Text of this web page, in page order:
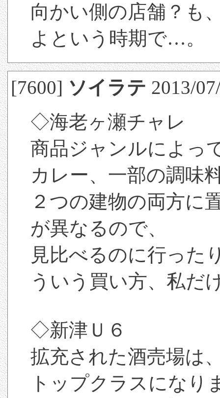
向かい側の店舗？も
よという時期で…。
[7600] ソイラテ 2013/
◇海老ヶ瀬チャレ
商品ジャンルによっ
カレー、一部の調味
２つの建物の両方に
が異なるので、
見比べるのに行った
ういう買い方、私だ
◇新津Ｕ６
拡充された酒売場は
トップクラスになり